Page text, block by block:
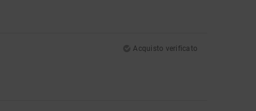
Acquisto verificato